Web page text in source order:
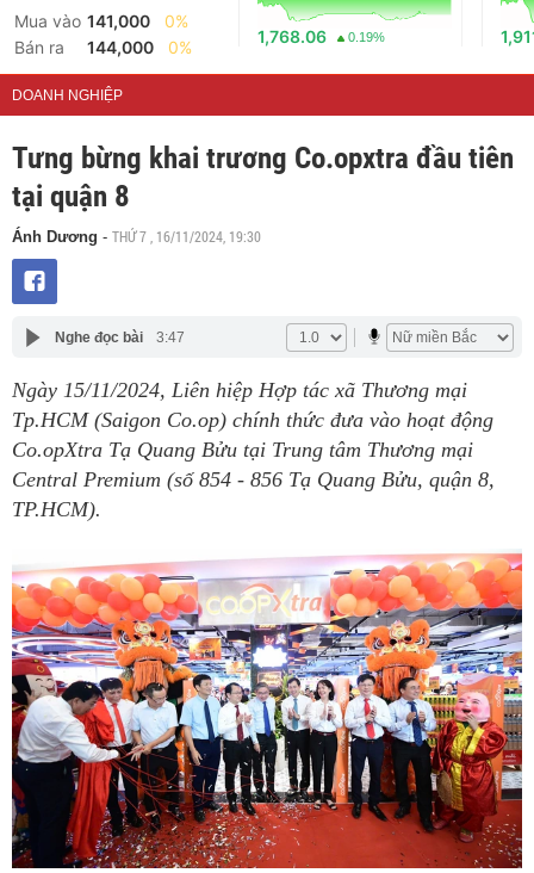
Mua vào 141,000
0%
Bán ra
144,000 0%
1,768.06 0.19%
DOANH NGHIỆP
Tưng bừng khai trương Co.opxtra đầu tiên
tại quận 8
Ánh Dương - THỨ 7 , 16/11/2024, 19:30
Nghe đọc bài 3:47
Ngày 15/11/2024, Liên hiệp Hợp tác xã Thương mại
Tp.HCM (Saigon Co.op) chính thức đưa vào hoạt động
Co.opXtra Tạ Quang Bửu tại Trung tâm Thương mại
Central Premium (số 854 - 856 Tạ Quang Bửu, quận 8,
TP.HCM).